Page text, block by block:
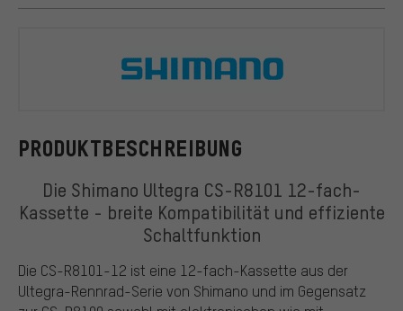
PRODUKTBESCHREIBUNG
Die Shimano Ultegra CS-R8101 12-fach-
Kassette - breite Kompatibilität und effiziente
Schaltfunktion
Die CS-R8101-12 ist eine 12-fach-Kassette aus der
Ultegra-Rennrad-Serie von Shimano und im Gegensatz
Shimano